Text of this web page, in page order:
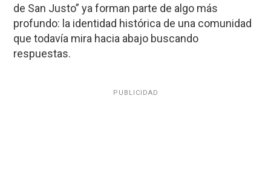
de San Justo” ya forman parte de algo más
profundo: la identidad histórica de una comunidad
que todavía mira hacia abajo buscando
respuestas.
PUBLICIDAD